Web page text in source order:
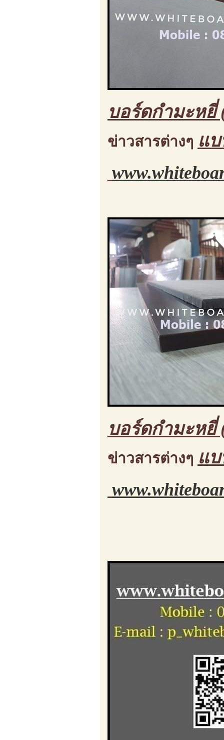
บอร์ดกำมะหยี่
ข่าวสารต่างๆ แ
บอร์ดกำมะหยี่
ข่าวสารต่างๆ แ